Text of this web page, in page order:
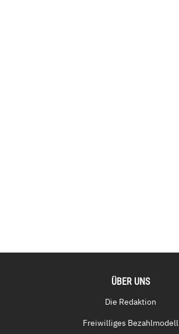
ÜBER UNS
Die Redaktion
Freiwilliges Bezahlmodell